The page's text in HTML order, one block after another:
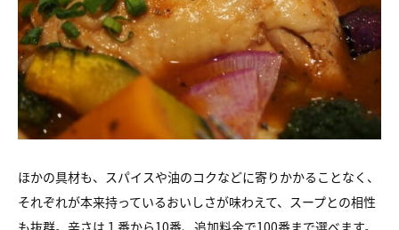
ほかの具材も、スパイスや油のコクなどに寄りかかることなく、
それぞれが本来持っているおいしさが味わえて、スープとの相性
も抜群。辛さは１番から10番、追加料金で100番まで選べます。